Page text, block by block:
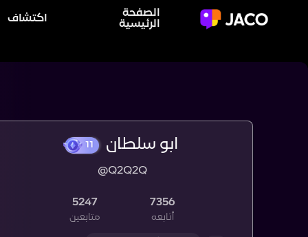
الصفحة
الرئيسية
اكتشاف
ابو سلطان
@Q2Q2Q
7356
أتابعه
5247
متابعين